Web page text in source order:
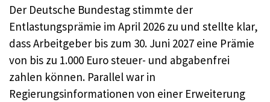
Der Deutsche Bundestag stimmte der
Entlastungsprämie im April 2026 zu und stellte klar,
dass Arbeitgeber bis zum 30. Juni 2027 eine Prämie
von bis zu 1.000 Euro steuer- und abgabenfrei
zahlen können. Parallel war in
Regierungsinformationen von einer Erweiterung